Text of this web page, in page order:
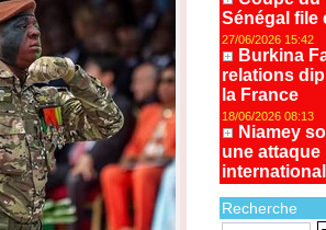
Sénégal file
27/06/2026 15:42
Burkina
relations
la France
18/06/2026 08:13
Niamey
une attaque
international
Recherche